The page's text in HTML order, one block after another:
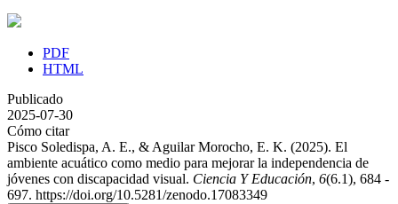
PDF
HTML
Publicado
2025-07-30
Cómo citar
Pisco Soledispa, A. E., & Aguilar Morocho, E. K. (2025). El
ambiente acuático como medio para mejorar la independencia de
jóvenes con discapacidad visual. Ciencia Y Educación, 6(6.1), 684 -
697. https://doi.org/10.5281/zenodo.17083349